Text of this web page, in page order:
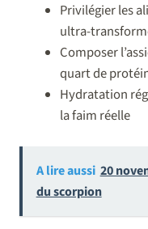
Privilégier les
ultra-
Composer
quart de
Hydratation
la faim réelle
A lire aussi 20
du scorpion